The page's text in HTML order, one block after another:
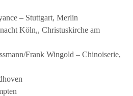
– Stuttgart, Merlin
Köln,, Christuskirche am
Frank Wingold – Chinoiserie,